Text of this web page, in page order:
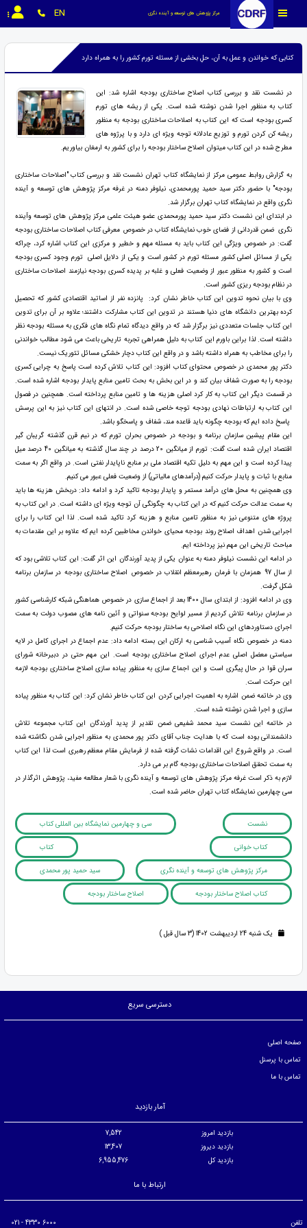
مرکز پژوهش های توسعه و آینده نگری EN
کتابی که خواندن و عمل به آن، حلِ بخشی از مسئله تورم کشور را به همراه دارد
در نشست نقد و بررسی کتاب اصلاح ساختاری بودجه اشاره شد: این
کتاب به منظور اجرا شدن نوشته شده است. یکی از ریشه های تورم
کسری بودجه است که این کتاب به اصلاحات ساختاری بودجه به منظور
ریشه کن کردن تورم و توزیع عادلانه توجه ویژه ای دارد و با پرژوه های
مطرح شده در این کتاب میتوان اصلاح ساختار بودجه را برای کشور به ارمغان بیاوریم.
به گزارش روابط عمومی مرکز از نمایشگاه کتاب تهران نشست نقد و بررسی کتاب "اصلاحات ساختاری
بودجه" با حضور دکتر سید حمید پورمحمدی، نیلوفر دمنه در غرفه مرکز پژوهش های توسعه و آینده
نگری واقع در نمایشگاه کتاب تهران برگزار شد.
در ابتدای این نشست دکتر سید حمید پورمحمدی عضو هیئت علمی مرکز پژوهش های توسعه وآینده
نگری ضمن قدردانی از فضای خوب نمایشگاه کتاب در خصوص معرفی کتاب اصلاحات ساختاری بودجه
گفت: در خصوص ویژگی این کتاب باید به مسئله مهم و خطیر و مرکزی این کتاب اشاره کرد، چراکه
یکی از مسائل اصلی کشور مسئله تورم در کشور است و یکی از دلایل اصلی تورم وجود کسری بودجه
است و کشور به منظور عبور از وضعیت فعلی و غلبه بر پدیده کسری بودجه نیازمند اصلاحات ساختاری
در نظام بودجه ریزی کشور است.
وی با بیان نحوه تدوین این کتاب خاطر نشان کرد: پانزده نفر از اساتید اقتصادی کشور که تحصیل
کرده بهترین دانشگاه های دنیا هستند در تدوین این کتاب مشارکت داشتند؛ علاوه بر آن برای تدوین
این کتاب جلسات متعددی نیز برگزار شد که در واقع دیدگاه تمام نگاه های فکری به مسئله بودجه نظر
داشته است. لذا براین باورم این کتاب به دلیل همراهی تجربه تاریخی باعث می شود مطالب خواندنی
را برای مخاطب به همراه داشته باشد و در واقع این کتاب دچار خشکی مسائل تئوریک نیست.
دکتر پور محمدی در خصوص محتوای کتاب افزود: این کتاب تلاش کرده است پاسخ به چرایی کسری
بودجه را به صورت شفاف بیان کند و در این بخش به بحث تامین منابع پایدار بودجه اشاره شده است.
در قسمت دیگر این کتاب به کار کرد اصلی هزینه ها و تامین منابع پرداخته است. همچنین در فصول
این کتاب به ارتباطات نهادی بودجه توجه خاصی شده است. در انتهای این کتاب نیز به این پرسش
پاسخ داده ایم که بودجه چگونه باید قاعده مند، شفاف و پاسخگو باشد.
این مقام پیشین سازمان برنامه و بودجه در خصوص بحران تورم که در نیم قرن گذشته گریبان گیر
اقتصاد ایران شده است گفت: تورم از میانگین 20 درصد در چند سال گذشته به میانگین 40 درصد میل
پیدا کرده است و این مهم به دلیل تکیه اقتصاد ملی بر منابع ناپایدار نفتی است. در واقع اگر به سمت
منابع با ثبات و پایدار حرکت کنیم (درآمدهای مالیاتی) از وضعیت فعلی عبور می کنیم.
وی همچنین به محل های درآمد مستمر و پایدار بودجه تاکید کرد و ادامه داد: دربخش هزینه ها باید
به سمت عدالت حرکت کنیم که در این کتاب به چگونگی آن توجه ویژه ای داشته است. در این کتاب به
پروژه های متنوعی نیز به منظور تامین منابع و هزینه کرد تاکید شده است. لذا این کتاب را برای
اجرایی شدن اهداف اصلاح روند بودجه محیای خواندن مخاطبین کرده ایم که علاوه بر این مقدمات به
مباحث تاریخی این مهم نیز پرداخته ایم.
در ادامه این نشست نیلوفر دمنه به عنوان یکی از پدید آورندگان این اثر گفت: این کتاب تلاشی بود که
از سال 97 همزمان با فرمان رهبرمعظم انقلاب در خصوص اصلاح ساختاری بودجه در سازمان برنامه
شکل گرفت.
وی در ادامه افزود: از ابتدای سال 1400 بعد از اجماع سازی در خصوص هماهنگی شبکه کارشناسی کشور
در سازمان برنامه تلاش کردیم از مسیر لوایح بودجه سنواتی و آئین نامه های مصوب دولت به سمت
اجرای دستاوردهای این نگاه اصلاحی به ساختار بودجه حرکت کنیم.
دمنه در خصوص نگاه آسیب شناسی به ارکان این بسته ادامه داد: عدم اجماع در اجرای کامل در لایه
سیاستی معضل اصلی عدم اجرای اصلاح ساختاری بودجه است. این مهم حتی در دبیرخانه شورای
سران قوا در حال پیگری است و این اجماع سازی به منظور پیاده سازی اصلاح ساختاری بودجه لازمه
این حرکت است.
وی در خاتمه ضمن اشاره به اهمیت اجرایی کردن این کتاب خاطر نشان کرد: این کتاب به منظور پیاده
سازی و اجرا شدن نوشته شده است.
در خاتمه این نشست سید محمد شفیعی ضمن تقدیر از پدید آورندگان این کتاب مجموعه تلاش
دانشمندانی بوده است که با هدایت جناب آقای دکتر پور محمدی به منظور اجرایی شدن نگاشته شده
است. در واقع شروع این اقدامات نشات گرفته شده از فرمایش مقام معظم رهبری است لذا این کتاب
به سمت تحقق اصلاحات ساختاری بودجه گام بر می دارد.
لازم به ذکر است غرفه مرکز پژوهش های توسعه و آینده نگری با شعار مطالعه مفید، پژوهش اثرگذار در
سی چهارمین نمایشگاه کتاب تهران حاضر شده است.
نشست سی و چهارمین نمایشگاه بین المللی کتاب
کتاب خوانی کتاب
مرکز پژوهش های توسعه و آینده نگری سید حمید پور محمدی
کتاب اصلاح ساختار بودجه اصلاح ساختار بودجه
یک شنبه 24 اردیبهشت 1402 (3 سال قبل )
دسترسی سریع
صفحه اصلی
تماس با پرسنل
تماس با ما
آمار بازدید
بازدید امروز
7,542
بازدید دیروز
13,407
بازدید کل
6,955,476
ارتباط با ما
تلفن